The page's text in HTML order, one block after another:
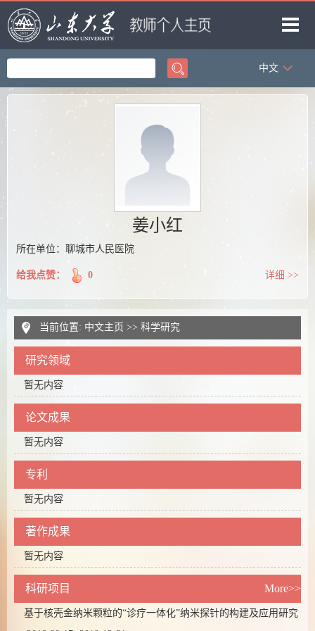
首页
教师博客
中文
姜小红
所在单位：聊城市人民医院
给我点赞： 0 详细 >>
当前位置: 中文主页 >> 科学研究
研究领域
暂无内容
论文成果
暂无内容
专利
暂无内容
著作成果
暂无内容
科研项目 More>>
基于核壳金纳米颗粒的“诊疗一体化”纳米探针的构建及应用研究